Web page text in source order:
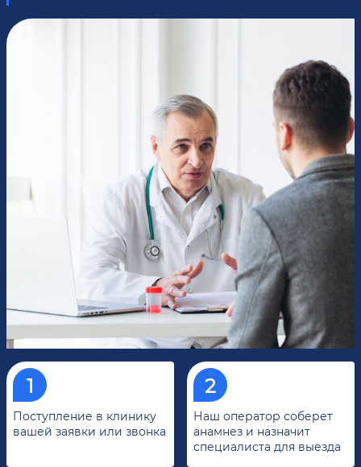
Поступление в клинику
вашей заявки или звонка
Наш оператор соберет
анамнез и назначит
специалиста для выезда